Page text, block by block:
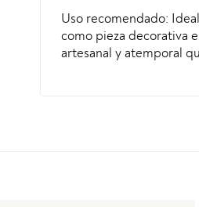
Uso recomendado:
como pieza decorativa
artesanal y atemporal